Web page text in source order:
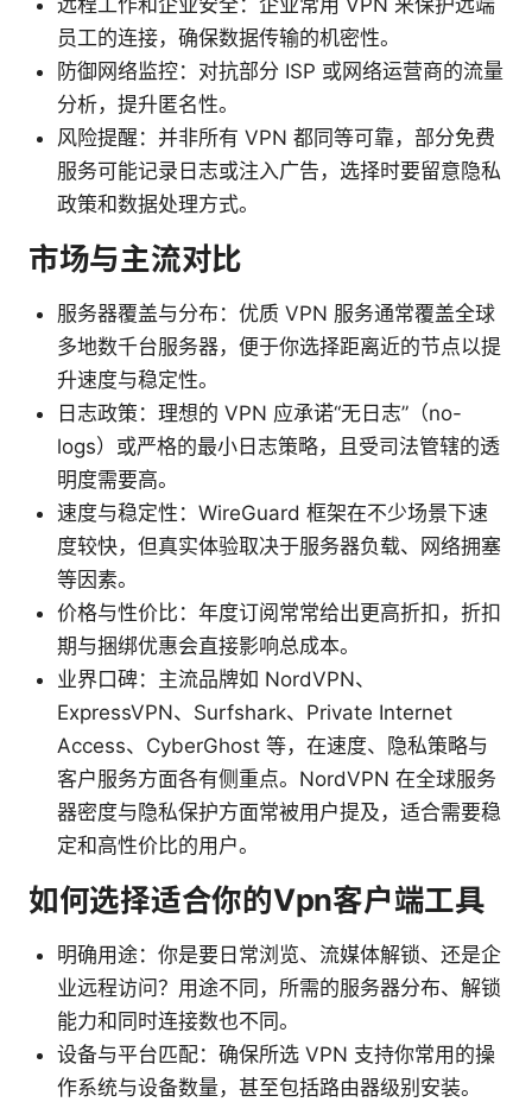
远程工作和企业安全：企业常用 VPN 来保护远端
员工的连接，确保数据传输的机密性。
防御网络监控：对抗部分 ISP 或网络运营商的流量
分析，提升匿名性。
风险提醒：并非所有 VPN 都同等可靠，部分免费
服务可能记录日志或注入广告，选择时要留意隐私
政策和数据处理方式。
市场与主流对比
服务器覆盖与分布：优质 VPN 服务通常覆盖全球
多地数千台服务器，便于你选择距离近的节点以提
升速度与稳定性。
日志政策：理想的 VPN 应承诺“无日志”（no-
logs）或严格的最小日志策略，且受司法管辖的透
明度需要高。
速度与稳定性：WireGuard 框架在不少场景下速
度较快，但真实体验取决于服务器负载、网络拥塞
等因素。
价格与性价比：年度订阅常常给出更高折扣，折扣
期与捆绑优惠会直接影响总成本。
业界口碑：主流品牌如 NordVPN、
ExpressVPN、Surfshark、Private Internet
Access、CyberGhost 等，在速度、隐私策略与
客户服务方面各有侧重点。NordVPN 在全球服务
器密度与隐私保护方面常被用户提及，适合需要稳
定和高性价比的用户。
如何选择适合你的Vpn客户端工具
明确用途：你是要日常浏览、流媒体解锁、还是企
业远程访问？用途不同，所需的服务器分布、解锁
能力和同时连接数也不同。
设备与平台匹配：确保所选 VPN 支持你常用的操
作系统与设备数量，甚至包括路由器级别安装。